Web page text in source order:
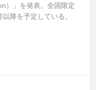
）」を発表。全国限定
降を予定している。